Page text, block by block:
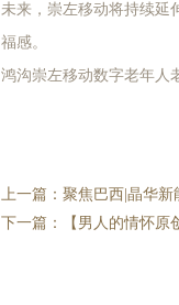
未来，崇左移动将持续延
福感。
鸿沟崇左移动数字老年人
上一篇： 聚焦巴西|晶华新
下一篇：
【男人的情怀